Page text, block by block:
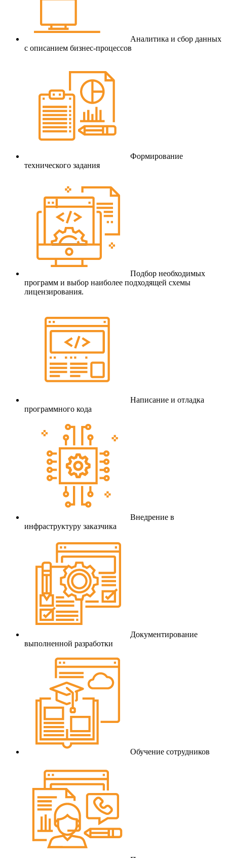
Аналитика и сбор данных
с описанием бизнес-процессов
Формирование
технического задания
Подбор необходимых
программ и выбор наиболее подходящей схемы
лицензирования.
Написание и отладка
программного кода
Внедрение в
инфраструктуру заказчика
Документирование
выполненной разработки
Обучение сотрудников